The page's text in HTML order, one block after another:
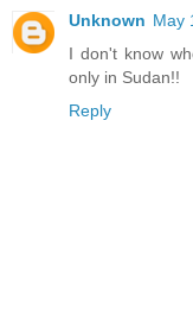
Unknown May
I don't know
only in Sudan!!
Reply